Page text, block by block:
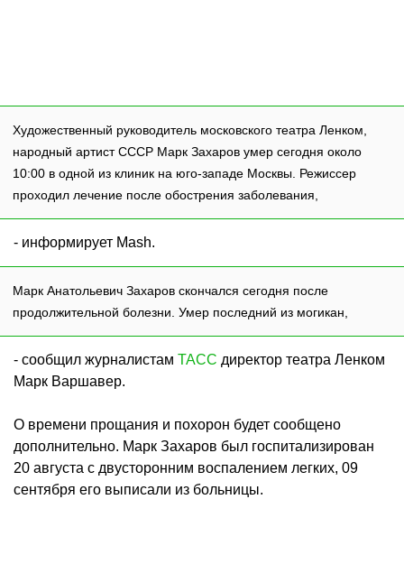
Художественный руководитель московского театра Ленком,
народный артист СССР Марк Захаров умер сегодня около
10:00 в одной из клиник на юго-западе Москвы. Режиссер
проходил лечение после обострения заболевания,
- информирует Mash.
Марк Анатольевич Захаров скончался сегодня после
продолжительной болезни. Умер последний из могикан,
- сообщил журналистам ТАСС директор театра Ленком
Марк Варшавер.
О времени прощания и похорон будет сообщено
дополнительно. Марк Захаров был госпитализирован
20 августа с двусторонним воспалением легких, 09
сентября его выписали из больницы.